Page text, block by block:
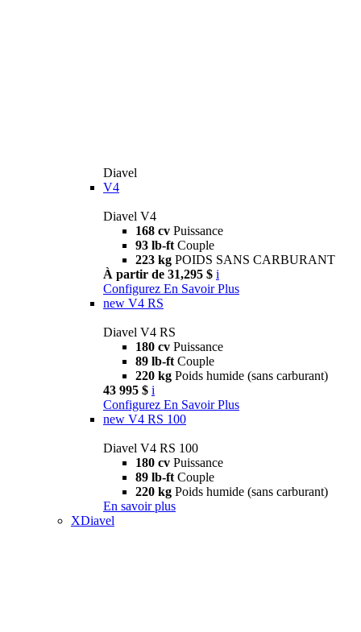
Diavel
V4
Diavel V4
168 cv Puissance
93 lb-ft Couple
223 kg POIDS SANS CARBURANT
À partir de 31,295 $ i
Configurez En Savoir Plus
new V4 RS
Diavel V4 RS
180 cv Puissance
89 lb-ft Couple
220 kg Poids humide (sans carburant)
43 995 $ i
Configurez En Savoir Plus
new V4 RS 100
Diavel V4 RS 100
180 cv Puissance
89 lb-ft Couple
220 kg Poids humide (sans carburant)
En savoir plus
XDiavel